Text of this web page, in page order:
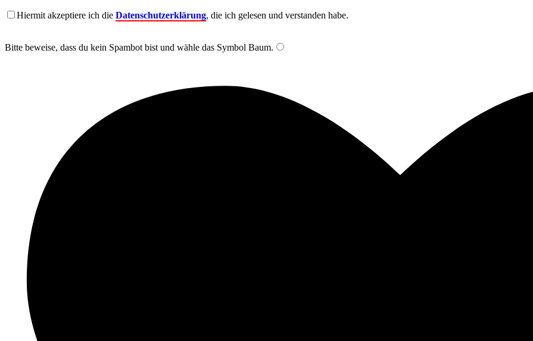
Hiermit akzeptiere ich die Datenschutzerklärung, die ich gelesen und verstanden habe.
Bitte beweise, dass du kein Spambot bist und wähle das Symbol Baum.